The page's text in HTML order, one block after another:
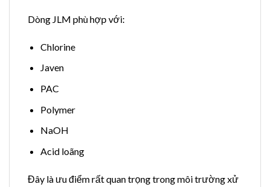
Dòng JLM phù hợp với:
Chlorine
Javen
PAC
Polymer
NaOH
Acid loãng
Đây là ưu điểm rất quan trọng trong môi trường xử